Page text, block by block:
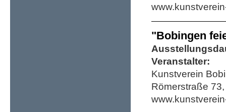
"Bobingen
Veranstalter:
Kunstverein
Römerstraße